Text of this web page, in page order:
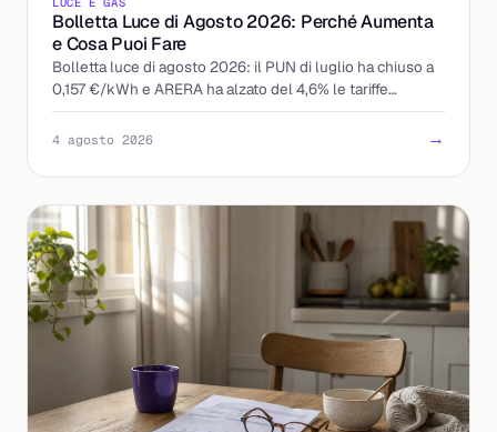
Bolletta Luce di Agosto 2026: Perché Aumenta
e Cosa Puoi Fare
Bolletta luce di agosto 2026: il PUN di luglio ha chiuso a
0,157 €/kWh e ARERA ha alzato del 4,6% le tariffe
tutelate. Chi paga di più e come reagire.
4 agosto 2026 →